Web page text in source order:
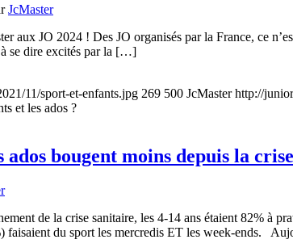
JcMaster
aux JO 2024 ! Des JO organisés par la France, ce
se dire excités par la […]
11/sport-et-enfants.jpg 269 500 JcMaster http://
et les ados ?
ados bougent moins depuis la
de la crise sanitaire, les 4-14 ans étaient 82% à
faisaient du sport les mercredis ET les week-ends.